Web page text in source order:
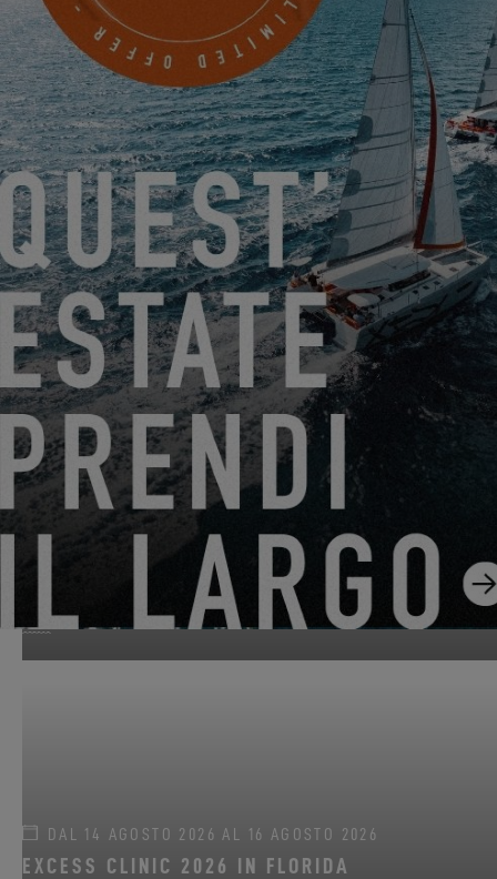
SCOPRILO
CRUSADER YACHT SALES, INC
7350 EDGEWOOD ROAD
ANNAPOLIS, Stati Uniti
PRENDERE UN APPUNTAMENTO
DAL 22 GIUGNO 2026 AL 31 AGOSTO 2026
GO SAILING CON EXCESS QUESTA ESTATE!
EXCESS 11 EXCESS 13 -EXCESS 14
DAL 14 AGOSTO 2026 AL 16 AGOSTO 2026
EXCESS CLINIC 2026 IN FLORIDA